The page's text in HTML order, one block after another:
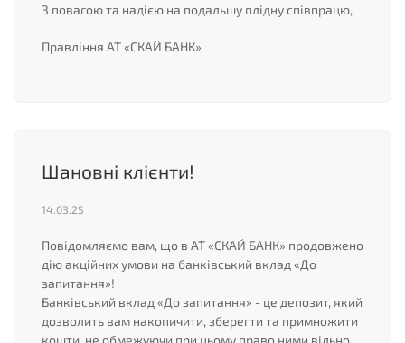
З повагою та надією на подальшу плідну співпрацю,
Правління АТ «СКАЙ БАНК»
Шановні клієнти!
14.03.25
Повідомляємо вам, що в АТ «СКАЙ БАНК» продовжено
дію акційних умови на банківський вклад «До
запитання»!
Банківський вклад «До запитання» - це депозит, який
дозволить вам накопичити, зберегти та примножити
кошти, не обмежуючи при цьому право ними вільно